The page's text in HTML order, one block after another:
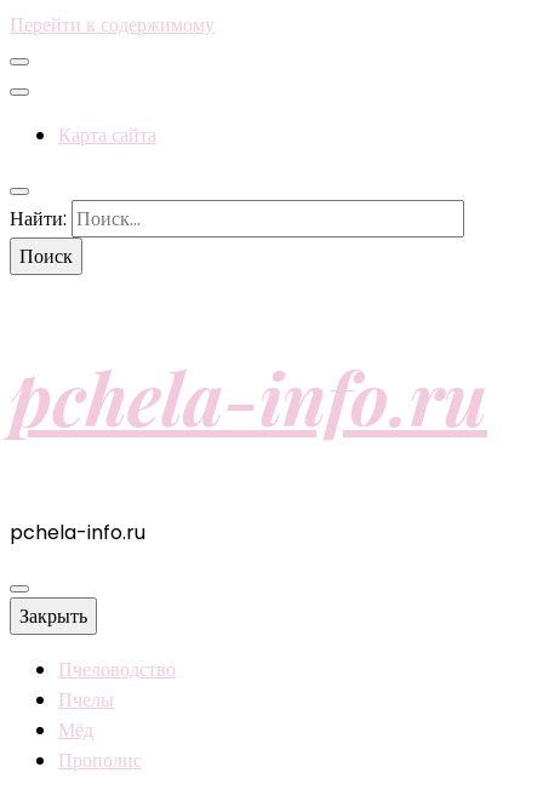
Перейти к содержимому
Карта сайта
Найти:
pchela-info.ru
pchela-info.ru
Закрыть
Пчеловодство
Пчелы
Мёд
Прополис